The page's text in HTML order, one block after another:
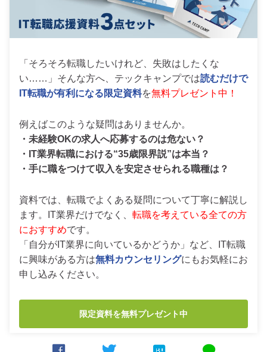
「そろそろ転職したいけれど、失敗はしたくな
い……」そんな方へ、テックキャンプでは読むだけで
IT転職が有利になる限定資料を無料プレゼント中！
例えばこのような疑問はありませんか。
・未経験OKの求人へ応募するのは危ない？
・IT業界転職における“35歳限界説”は本当？
・手に職をつけて収入を安定させられる職種は？
資料では、転職でよくある疑問について丁寧に解説し
ます。IT業界だけでなく、 転職を考えている全ての方
におすすめです。
「自分がIT業界に向いているかどうか」など、IT転職
に興味がある方は無料カウンセリングにもお気軽にお
申し込みください。
限定資料を無料プレゼント中